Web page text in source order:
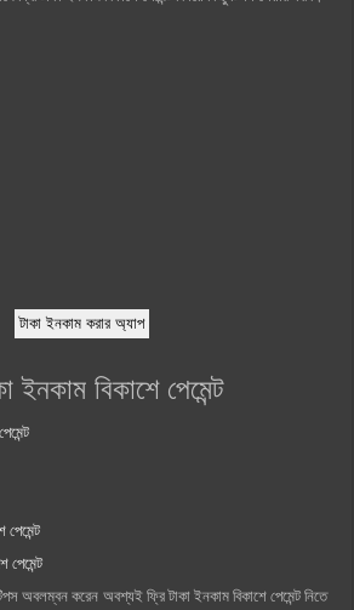
নিয়ম ২০২৫
টাকা ইনকাম করার অ্যাপ
ইনকাম বিকাশে পেমেন্ট
পেমেন্ট
পেমেন্ট
অবলম্বন করেন অবশ্যই ফ্রি টাকা ইনকাম বিকাশে পেমেন্ট নিতে